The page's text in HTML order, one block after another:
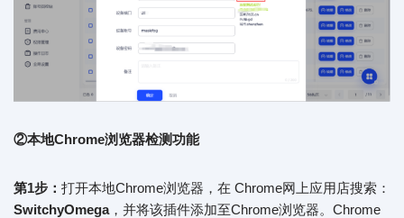
②本地Chrome浏览器检测功能
第1步： 打开本地Chrome浏览器，在 Chrome网上应用店搜索：
SwitchyOmega，并将该插件添加至Chrome浏览器。Chrome